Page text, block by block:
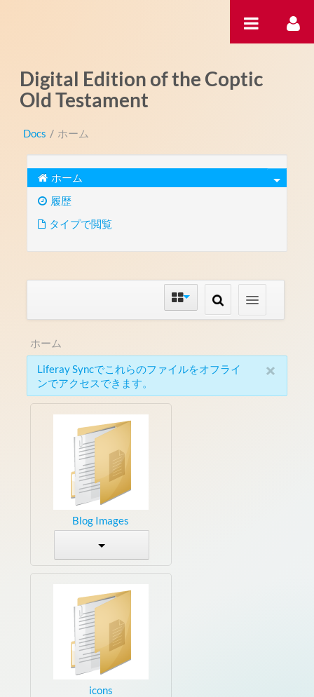
Digital Edition of the Coptic
Old Testament
Docs / ホーム
ホーム
履歴
タイプで閲覧
ホーム
×
Liferay Syncでこれらのファイルをオフライ
ンでアクセスできます。
Blog Images
icons